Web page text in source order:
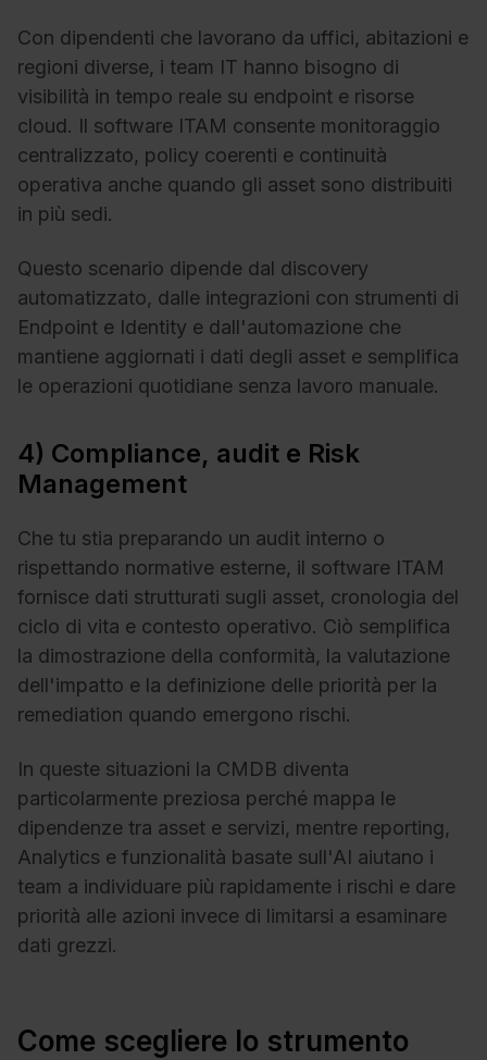
Con dipendenti che lavorano da uffici, abitazioni e
regioni diverse, i team IT hanno bisogno di
visibilità in tempo reale su endpoint e risorse
cloud. Il software ITAM consente monitoraggio
centralizzato, policy coerenti e continuità
operativa anche quando gli asset sono distribuiti
in più sedi.
Questo scenario dipende dal discovery
automatizzato, dalle integrazioni con strumenti di
Endpoint e Identity e dall'automazione che
mantiene aggiornati i dati degli asset e semplifica
le operazioni quotidiane senza lavoro manuale.
4) Compliance, audit e Risk
Management
Che tu stia preparando un audit interno o
rispettando normative esterne, il software ITAM
fornisce dati strutturati sugli asset, cronologia del
ciclo di vita e contesto operativo. Ciò semplifica
la dimostrazione della conformità, la valutazione
dell'impatto e la definizione delle priorità per la
remediation quando emergono rischi.
In queste situazioni la CMDB diventa
particolarmente preziosa perché mappa le
dipendenze tra asset e servizi, mentre reporting,
Analytics e funzionalità basate sull'AI aiutano i
team a individuare più rapidamente i rischi e dare
priorità alle azioni invece di limitarsi a esaminare
dati grezzi.
Come scegliere lo strumento